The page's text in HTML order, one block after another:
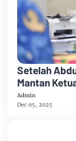
Setelah
Mantan
Admin
Dec 05, 2025